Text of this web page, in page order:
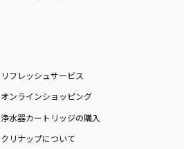
リフレッシュサービス
オンラインショッピング
浄水器カートリッジの購入
クリナップについて